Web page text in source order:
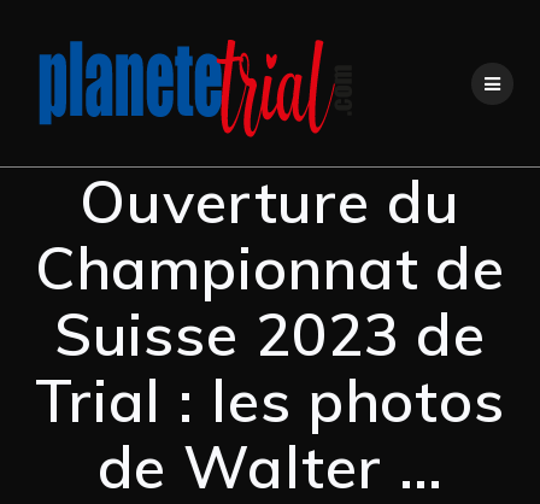
Ouverture du
Championnat de
Suisse 2023 de
Trial : les photos
de Walter …